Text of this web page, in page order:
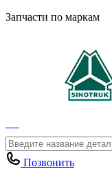
Запчасти по маркам
Позвонить